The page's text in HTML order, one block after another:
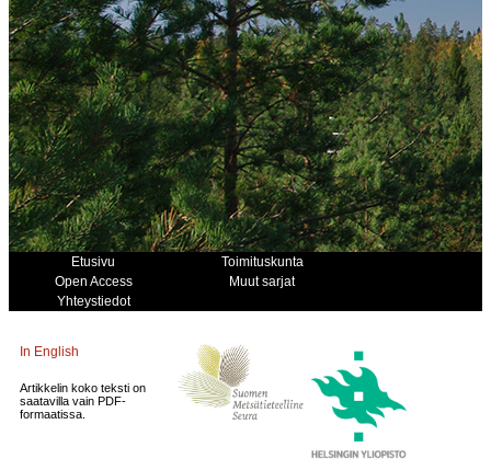
Etusivu
Toimituskunta
Open Access
Muut sarjat
Yhteystiedot
In English
Artikkelin koko teksti on
saatavilla vain PDF-
formaatissa.